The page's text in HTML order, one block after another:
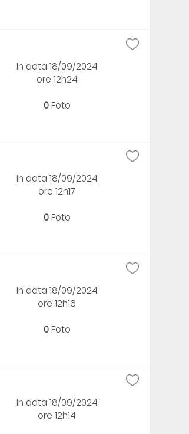
In data 18/09/2024
ore 12h24
0Foto
In data 18/09/2024
ore 12h17
0Foto
In data 18/09/2024
ore 12h16
0Foto
In data 18/09/2024
ore 12h14